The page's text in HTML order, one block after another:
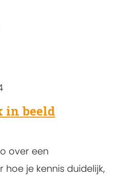
in beeld
over een
je kennis duidelijk,